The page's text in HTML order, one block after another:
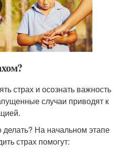
страх и осознать важность
случаи приводят к
делать? На начальном этапе
страх помогут: